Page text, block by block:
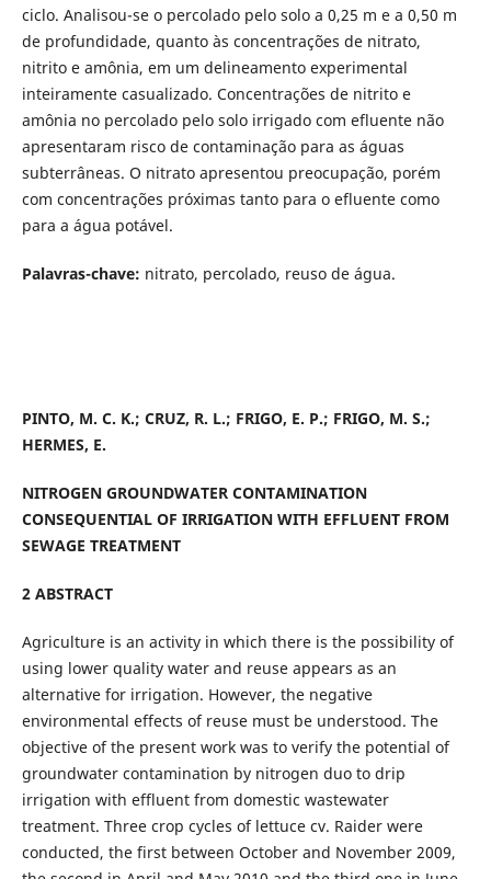
ciclo. Analisou-se o percolado pelo solo a 0,25 m e a 0,50 m
de profundidade, quanto às concentrações de nitrato,
nitrito e amônia, em um delineamento experimental
inteiramente casualizado. Concentrações de nitrito e
amônia no percolado pelo solo irrigado com efluente não
apresentaram risco de contaminação para as águas
subterrâneas. O nitrato apresentou preocupação, porém
com concentrações próximas tanto para o efluente como
para a água potável.
Palavras-chave: nitrato, percolado, reuso de água.
PINTO, M. C. K.; CRUZ, R. L.; FRIGO, E. P.; FRIGO, M. S.;
HERMES, E.
NITROGEN GROUNDWATER CONTAMINATION
CONSEQUENTIAL OF IRRIGATION WITH EFFLUENT FROM
SEWAGE TREATMENT
2 ABSTRACT
Agriculture is an activity in which there is the possibility of
using lower quality water and reuse appears as an
alternative for irrigation. However, the negative
environmental effects of reuse must be understood. The
objective of the present work was to verify the potential of
groundwater contamination by nitrogen duo to drip
irrigation with effluent from domestic wastewater
treatment. Three crop cycles of lettuce cv. Raider were
conducted, the first between October and November 2009,